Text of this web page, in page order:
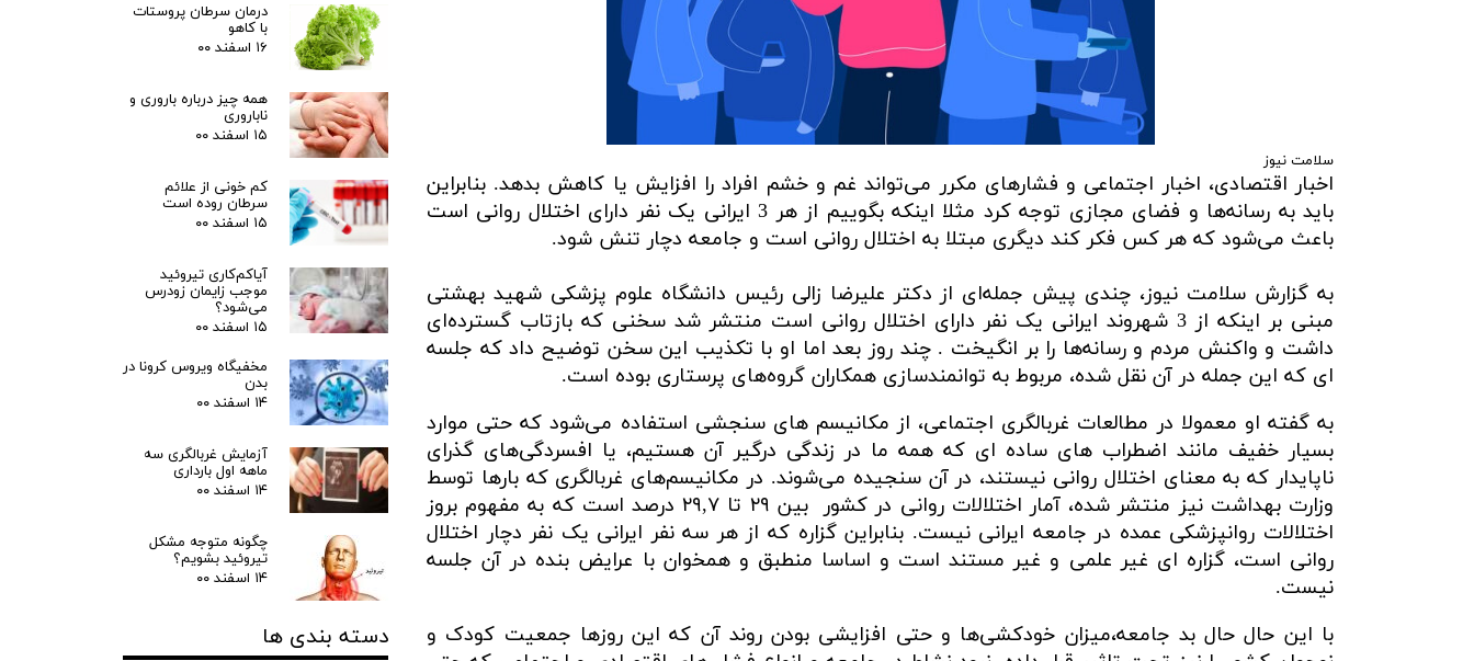
سلامت نیوز
اخبار اقتصادی، اخبار اجتماعی و فشارهای مکرر می‌تواند غم و خشم افراد را افزایش یا کاهش بدهد. بنابراین
باید به رسانه‌ها و فضای مجازی توجه کرد مثلا اینکه بگوییم از هر 3 ایرانی یک نفر دارای اختلال روانی است
باعث می‌شود که هر کس فکر کند دیگری مبتلا به اختلال روانی است و جامعه دچار تنش شود.
به گزارش سلامت نیوز، چندی پیش جمله‌ای از دکتر علیرضا زالی رئیس دانشگاه علوم پزشکی شهید بهشتی
مبنی بر اینکه از 3 شهروند ایرانی یک نفر دارای اختلال روانی است منتشر شد سخنی که بازتاب گسترده‌ای
داشت و واکنش مردم و رسانه‌ها را بر انگیخت . چند روز بعد اما او با تکذیب این سخن توضیح داد که جلسه
ای که این جمله در آن نقل شده، مربوط به توانمندسازی همکاران گروه‌های پرستاری بوده است.
به گفته او معمولا در مطالعات غربالگری اجتماعی، از مکانیسم های سنجشی استفاده می‌شود که حتی موارد
بسیار خفیف مانند اضطراب های ساده ای که همه ما در زندگی درگیر آن هستیم، یا افسردگی‌های گذرای
ناپایدار که به معنای اختلال روانی نیستند، در آن سنجیده می‌شوند. در مکانیسم‌های غربالگری که بارها توسط
وزارت بهداشت نیز منتشر شده، آمار اختلالات روانی در کشور بین ۲۹ تا ۲۹,۷ درصد است که به مفهوم بروز
اختلالات روانپزشکی عمده در جامعه ایرانی نیست. بنابراین گزاره که از هر سه نفر ایرانی یک نفر دچار اختلال
روانی است، گزاره ای غیر علمی و غیر مستند است و اساسا منطبق و همخوان با عرایض بنده در آن جلسه
نیست.
با این حال حال بد جامعه،‌میزان خودکشی‌ها و حتی افزایشی بودن روند آن که این روزها جمعیت کودک و
درمان سرطان پروستات
با کاهو
۱۶ اسفند ۰۰
همه چیز درباره باروری و
ناباروری
۱۵ اسفند ۰۰
کم خونی از علائم
سرطان روده است
۱۵ اسفند ۰۰
آیاکم‌کاری تیروئید
موجب زایمان زودرس
می‌شود؟
۱۵ اسفند ۰۰
مخفیگاه ویروس کرونا در
بدن
۱۴ اسفند ۰۰
آزمایش غربالگری سه
ماهه اول بارداری
۱۴ اسفند ۰۰
چگونه متوجه مشکل
تیروئید بشویم؟
۱۴ اسفند ۰۰
دسته بندی ها